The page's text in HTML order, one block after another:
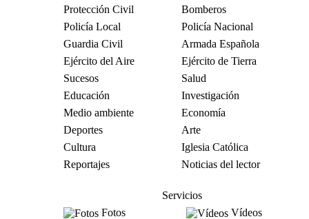
Protección Civil
Bomberos
Policía Local
Policía Nacional
Guardia Civil
Armada Española
Ejército del Aire
Ejército de Tierra
Sucesos
Salud
Educación
Investigación
Medio ambiente
Economía
Deportes
Arte
Cultura
Iglesia Católica
Reportajes
Noticias del lector
Servicios
Fotos
Vídeos